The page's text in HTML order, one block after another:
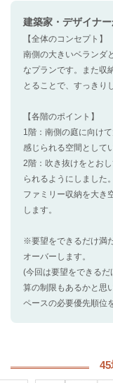
建築家・デザイナー
【全体のコンセプト】
南側の大きいベランダ
なプランです。また収
とることで、すっきり
【各階のポイント】
1階：南側の庭に向け
感じられる空間として
2階：吹き抜けをとお
られるようにしました。
ファミリー収納を大き
します。
※要望をできるだけ満
オーバーします。
(今回は要望をできる
算の制限もあるかと思
ペースの必要優先順位